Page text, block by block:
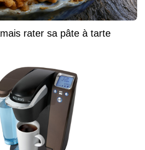
rater sa pâte à tarte